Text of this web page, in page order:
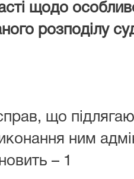
щодо
розподілу
що
ним
– 1